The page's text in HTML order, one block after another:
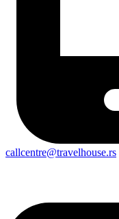
callcentre@travelhouse.rs